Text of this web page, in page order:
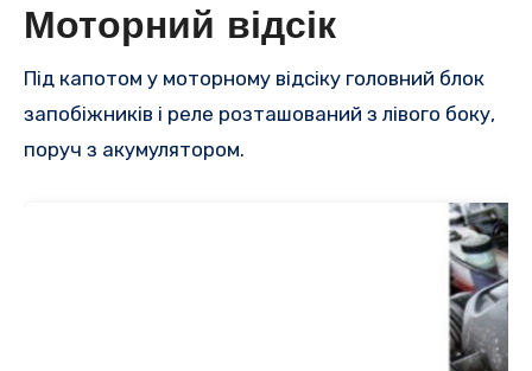
Моторний відсік
Під капотом у моторному відсіку головний блок
запобіжників і реле розташований з лівого боку,
поруч з акумулятором.